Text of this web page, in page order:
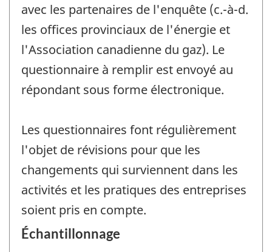
avec les partenaires de l'enquête (c.-à-d.
les offices provinciaux de l'énergie et
l'Association canadienne du gaz). Le
questionnaire à remplir est envoyé au
répondant sous forme électronique.
Les questionnaires font régulièrement
l'objet de révisions pour que les
changements qui surviennent dans les
activités et les pratiques des entreprises
soient pris en compte.
Échantillonnage